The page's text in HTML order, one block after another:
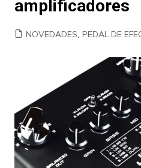
amplificadores
NOVEDADES, PEDAL DE